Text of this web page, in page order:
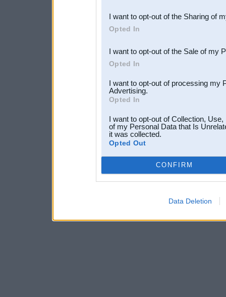
Downstream Participants
third parties.
I want to opt-out of the Sharing of
Opted In
I want to opt-out of the Sale of my
Opted In
I want to opt-out of processing my
Advertising.
Opted In
I want to opt-out of Collection,
of my Personal Data that Is
it was collected.
Opted Out
CONFIRM
Data Deletion